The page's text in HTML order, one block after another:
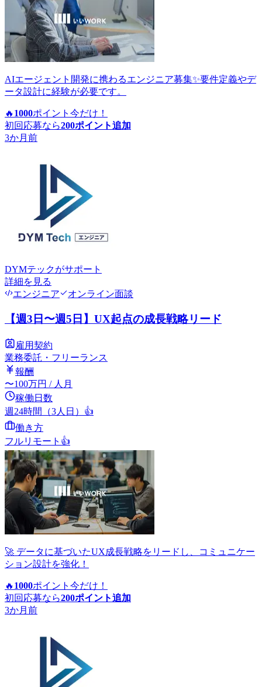
AIエージェント開発に携わるエンジニア募集✨要件定義やデ
ータ設計に経験が必要です。
🔥 1000ポイント 今だけ！
初回応募なら200ポイント追加
3か月前
DYMテックがサポート
詳細を見る
エンジニア
オンライン面談
【週3日〜週5日】UX起点の成長戦略リード
雇用契約
業務委託・フリーランス
報酬
〜100万円 / 人月
稼働日数
週24時間（3人日） 👍
働き方
フルリモート 👍
🚀 データに基づいたUX成長戦略をリードし、コミュニケー
ション設計を強化！
🔥 1000ポイント 今だけ！
初回応募なら200ポイント追加
3か月前